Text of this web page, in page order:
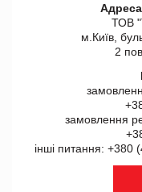
Адреса
ТОВ
м.Київ,
2
замовлення
інші питання: +380